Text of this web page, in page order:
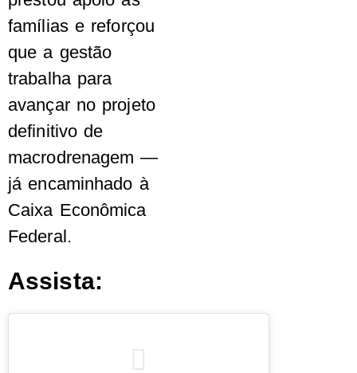
famílias e reforçou
que a gestão
trabalha para
avançar no projeto
definitivo de
macrodrenagem —
já encaminhado à
Caixa Econômica
Federal.
Assista: